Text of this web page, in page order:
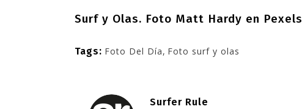
Surf y Olas. Foto Matt Hardy en Pexels
Tags: Foto Del Día, Foto surf y olas
Surfer Rule